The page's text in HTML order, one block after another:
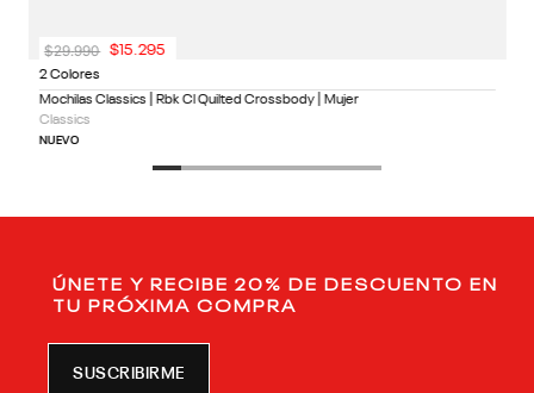
2 Colores
Mochilas Classics | Rbk Cl Quilted Crossbody | Mujer
Classics
NUEVO
$29.990 $ 15.295
ÚNETE Y RECIBE 20% DE DESCUENTO EN
TU PRÓXIMA COMPRA
SUSCRIBIRME